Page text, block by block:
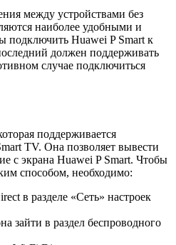
между устройствами без
наиболее удобными и
подключить Huawei P Smart к
должен поддерживать
случае подключиться
поддерживается
TV. Она позволяет вывести
с экрана Huawei P Smart. Чтобы
способом, необходимо:
в разделе «Сеть» настроек
зайти в раздел беспроводного